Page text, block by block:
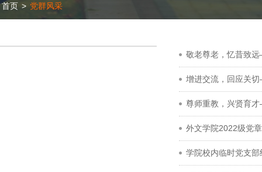
首页 > 党群风采
敬老尊老，忆昔致
增进交流，回应关
尊师重教，兴贤育
外文学院2022级党
学院校内临时党支